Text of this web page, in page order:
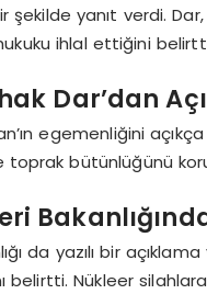
şekilde yanıt verdi.
hukuku ihlal ettiğini
Dar’dan
egemenliğini
bütünlüğünü
da yazılı bir
belirtti. Nükleer